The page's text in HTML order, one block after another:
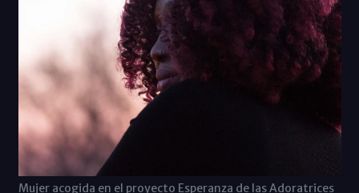
Mujer acogida en el proyecto Esperanza de las Adoratrices